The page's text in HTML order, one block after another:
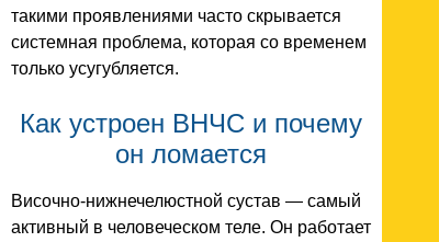
такими проявлениями часто скрывается
системная проблема, которая со временем
только усугубляется.
Как устроен ВНЧС и почему
он ломается
Височно-нижнечелюстной сустав — самый
активный в человеческом теле. Он работает